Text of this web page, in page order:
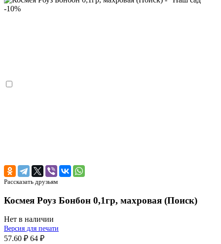
-10%
Рассказать друзьям
Космея Роуз Бонбон 0,1гр, махровая (Поиск)
Нет в наличии
Версия для печати
57.60 ₽ 64 ₽